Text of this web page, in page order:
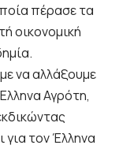
πέρασε τα
οικονομική
να αλλάξουμε
Αγρότη,
για τον Έλληνα